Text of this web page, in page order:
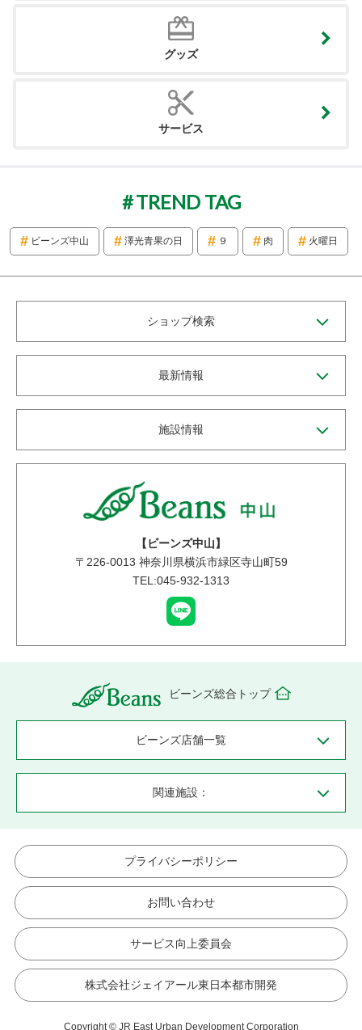
グッズ
サービス
TREND TAG
ビーンズ中山 澤光青果の日 ９ 肉 火曜日
ショップ検索
最新情報
施設情報
【ビーンズ中山】
〒 226-0013 神奈川県横浜市緑区寺山町59
TEL:045-932-1313
ビーンズ総合トップ
ビーンズ店舗一覧
関連施設：
プライバシーポリシー
お問い合わせ
サービス向上委員会
株式会社ジェイアール東日本都市開発
Copyright © JR East Urban Development Corporation